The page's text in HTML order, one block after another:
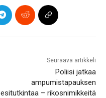
Seuraava artikkeli
Poliisi jatkaa
ampumistapauksen
esitutkintaa – rikosnimikkeitä